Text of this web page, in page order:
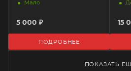
1337022 197-9642
Мало
5 000 ₽
ПОДРОБНЕЕ
15
ПОКАЗАТЬ